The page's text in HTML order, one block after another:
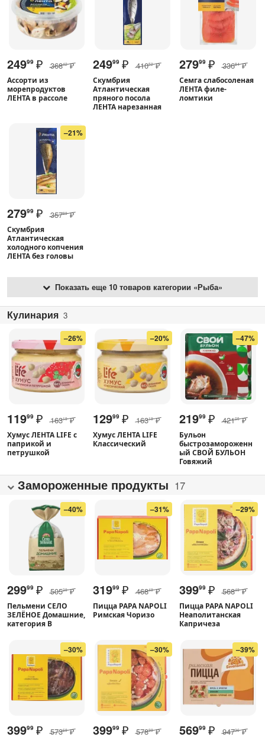
24999 ₽ 36842 ₽
Ассорти из
морепродуктов
ЛЕНТА в рассоле
24999 ₽ 41052 ₽
Скумбрия
Атлантическая
пряного посола
ЛЕНТА нарезанная
27999 ₽ 33684 ₽
Семга слабосоленая
ЛЕНТА филе-
ломтики
–21%
27999 ₽ 35789 ₽
Скумбрия
Атлантическая
холодного копчения
ЛЕНТА без головы
Показать еще 10 товаров категории «Рыба»
Кулинария 3
–26%
11999 ₽ 16319 ₽
Хумус ЛЕНТА LIFE с
паприкой и
петрушкой
–20%
12999 ₽ 16319 ₽
Хумус ЛЕНТА LIFE
Классический
–47%
21999 ₽ 42105 ₽
Бульон
быстрозамороженн
ый СВОЙ БУЛЬОН
Говяжий
Замороженные продукты 17
–40%
29999 ₽ 50529 ₽
Пельмени СЕЛО
ЗЕЛЁНОЕ Домашние,
категория В
–31%
31999 ₽ 46849 ₽
Пицца PAPA NAPOLI
Римская Чоризо
–29%
39999 ₽ 56849 ₽
Пицца PAPA NAPOLI
Неаполитанская
Капричеза
–30%
39999 ₽ 57369 ₽
–30%
39999 ₽ 57899 ₽
–39%
56999 ₽ 94736 ₽